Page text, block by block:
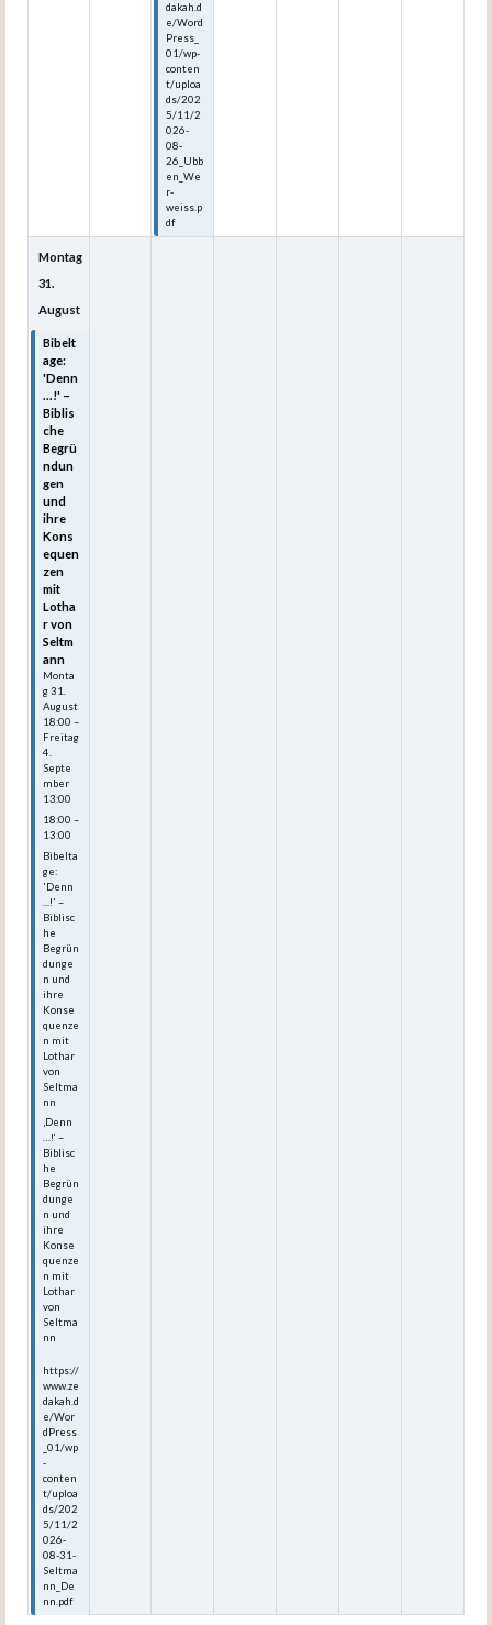
dakah.d
e/Word
Press_
01/wp-
conten
t/uploa
ds/202
5/11/2
026-
08-
26_Ubb
en_We
r-
weiss.p
df
Montag
31.
August
Bibelt
age:
'Denn
...!' –
Biblis
che
Begrü
ndun
gen
und
ihre
Kons
equen
zen
mit
Lotha
r von
Seltm
ann
Monta
g31.
August
18:00 –
Freitag
4.
Septe
mber
13:00
18:00 –
13:00
Bibelta
ge:
'Denn
...!' –
Biblisc
he
Begrün
dunge
n und
ihre
Konse
quenze
n mit
Lothar
von
Seltma
nn
‚Denn
…!‘ –
Biblisc
he
Begrün
dunge
n und
ihre
Konse
quenze
n mit
Lothar
von
Seltma
nn
https://
www.ze
dakah.d
e/Wor
dPress
_01/wp
-
conten
t/uploa
ds/202
5/11/2
026-
08-31-
Seltma
nn_De
nn.pdf